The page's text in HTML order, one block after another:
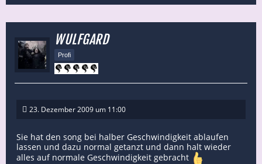
WULFGARD
Profi
23. Dezember 2009 um 11:00
Sie hat den song bei halber Geschwindigkeit ablaufen
lassen und dazu normal getanzt und dann halt wieder
alles auf normale Geschwindigkeit gebracht